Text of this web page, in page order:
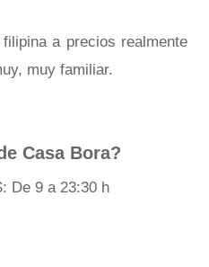
a precios realmente
muy familiar.
Casa Bora?
De 9 a 23:30 h